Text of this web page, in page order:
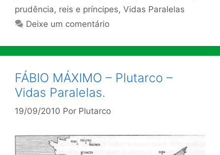
prudência, reis e príncipes, Vidas Paralelas
Deixe um comentário
FÁBIO MÁXIMO – Plutarco –
Vidas Paralelas.
19/09/2010 Por Plutarco